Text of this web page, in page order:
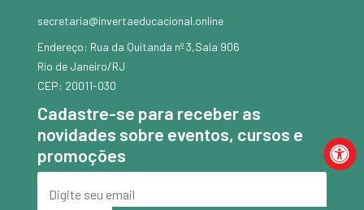
secretaria@invertaeducacional.online
Endereço: Rua da Quitanda nº 3,Sala 906
Rio de Janeiro/RJ
CEP: 20011-030
Cadastre-se para receber as
novidades sobre eventos, cursos e
promoções